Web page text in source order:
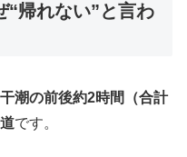
“帰れない”と言わ
潮の前後約2時間（合計
です。